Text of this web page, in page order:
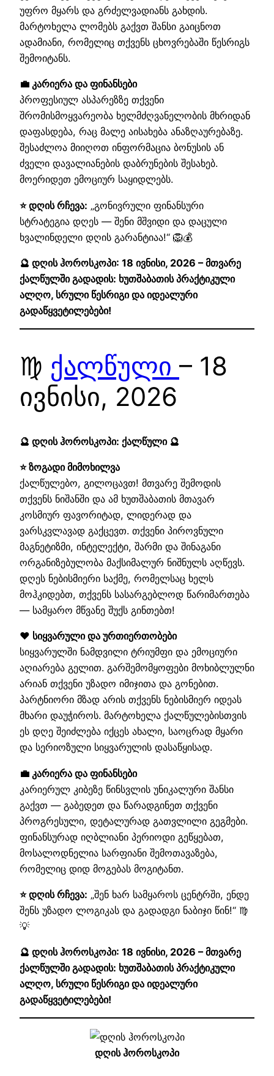
უფრო მყარს და გრძელვადიანს გახდის.
მარტოხელა ლომებს გაქვთ შანსი გაიცნოთ
ადამიანი, რომელიც თქვენს ცხოვრებაში წესრიგს
შემოიტანს.
💼 კარიერა და ფინანსები
პროფესიულ ასპარეზზე თქვენი
შრომისმოყვარეობა ხელმძღვანელობის მხრიდან
დაფასდება, რაც მალე აისახება ანაზღაურებაზე.
შესაძლოა მიიღოთ ინფორმაცია ბონუსის ან
ძველი დავალიანების დაბრუნების შესახებ.
მოერიდეთ ემოციურ საყიდლებს.
⭐ დღის რჩევა: „გონივრული ფინანსური
სტრატეგია დღეს — შენი მშვიდი და დაცული
ხვალინდელი დღის გარანტიაა!“ 🦁💰
🔮 დღის ჰოროსკოპი: 18 ივნისი, 2026 – მთვარე
ქალწულში გადადის: ხუთშაბათის პრაქტიკული
ალღო, სრული წესრიგი და იდეალური
გადაწყვეტილებები!
♍ ქალწული – 18
ივნისი, 2026
🔮 დღის ჰოროსკოპი: ქალწული 🔮
⭐ ზოგადი მიმოხილვა
ქალწულებო, გილოცავთ! მთვარე შემოდის
თქვენს ნიშანში და ამ ხუთშაბათის მთავარ
კოსმიურ ფავორიტად, ლიდერად და
ვარსკვლავად გაქცევთ. თქვენი პიროვნული
მაგნეტიზმი, ინტელექტი, შარმი და შინაგანი
ორგანიზებულობა მაქსიმალურ ნიშნულს აღწევს.
დღეს ნებისმიერი საქმე, რომელსაც ხელს
მოჰკიდებთ, თქვენს სასარგებლოდ წარიმართება
— სამყარო მწვანე შუქს გინთებთ!
❤️ სიყვარული და ურთიერთობები
სიყვარულში ნამდვილი ტრიუმფი და ემოციური
აღიარება გელით. გარშემომყოფები მოხიბლულნი
არიან თქვენი უზადო იმიჯითა და გონებით.
პარტნიორი მზად არის თქვენს ნებისმიერ იდეას
მხარი დაუჭიროს. მარტოხელა ქალწულებისთვის
ეს დღე შეიძლება იქცეს ახალი, საოცრად მყარი
და სერიოზული სიყვარულის დასაწყისად.
💼 კარიერა და ფინანსები
კარიერულ კიბეზე წინსვლის უნიკალური შანსი
გაქვთ — გაბედეთ და წარადგინეთ თქვენი
პროგრესული, დეტალურად გათვლილი გეგმები.
ფინანსურად იღბლიანი პერიოდი გეწყებათ,
მოსალოდნელია სარფიანი შემოთავაზება,
რომელიც დიდ მოგებას მოგიტანთ.
⭐ დღის რჩევა: „შენ ხარ სამყაროს ცენტრში, ენდე
შენს უზადო ლოგიკას და გადადგი ნაბიჯი წინ!“ ♍
💡
🔮 დღის ჰოროსკოპი: 18 ივნისი, 2026 – მთვარე
ქალწულში გადადის: ხუთშაბათის პრაქტიკული
ალღო, სრული წესრიგი და იდეალური
გადაწყვეტილებები!
დღის ჰოროსკოპი